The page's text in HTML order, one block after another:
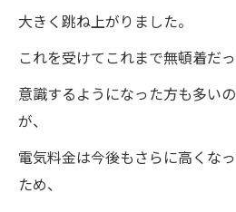
大きく跳ね上がりました。
これを受けてこれまで無頓着だ
意識するようになった方も多い
が、
電気料金は今後もさらに高くな
ため、